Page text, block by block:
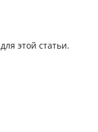
для этой статьи.